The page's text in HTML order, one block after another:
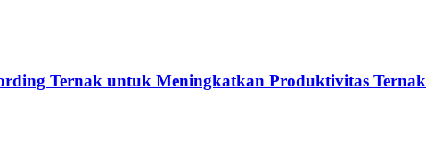
Ternak untuk Meningkatkan Produktivitas Ternak